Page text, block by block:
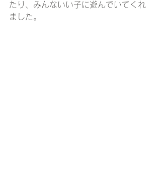
たり、みんないい子に遊んでいてくれ
ました。